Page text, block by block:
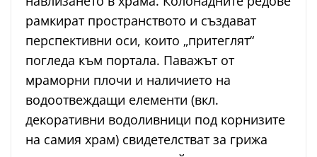
рамкират пространството и създават
перспективни оси, които „притеглят“
погледа към портала. Паважът от
мраморни плочи и наличието на
водоотвеждащи елементи (вкл.
декоративни водоливници под корнизите
на самия храм) свидетелстват за грижа